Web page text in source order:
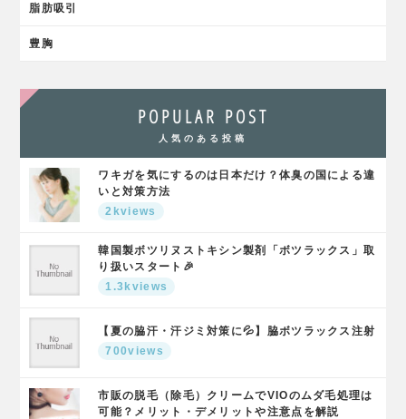
脂肪吸引
豊胸
POPULAR POST
人気のある投稿
ワキガを気にするのは日本だけ？体臭の国による違
いと対策方法
2kviews
韓国製ボツリヌストキシン製剤「ボツラックス」取
り扱いスタート🎉
1.3kviews
【夏の脇汗・汗ジミ対策に💦】脇ボツラックス注射
700views
市販の脱毛（除毛）クリームでVIOのムダ毛処理は
可能？メリット・デメリットや注意点を解説